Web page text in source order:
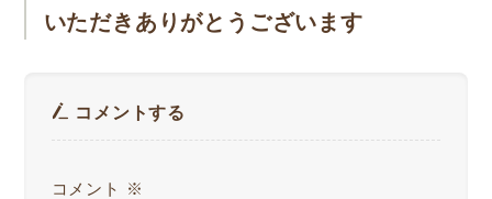
いただきありがとうございます
コメントする
コメント ※